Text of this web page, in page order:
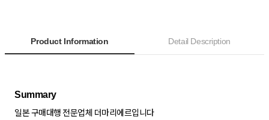
Product Information Detail Description
Summary
일본 구매대행 전문업체 더마리에르입니다